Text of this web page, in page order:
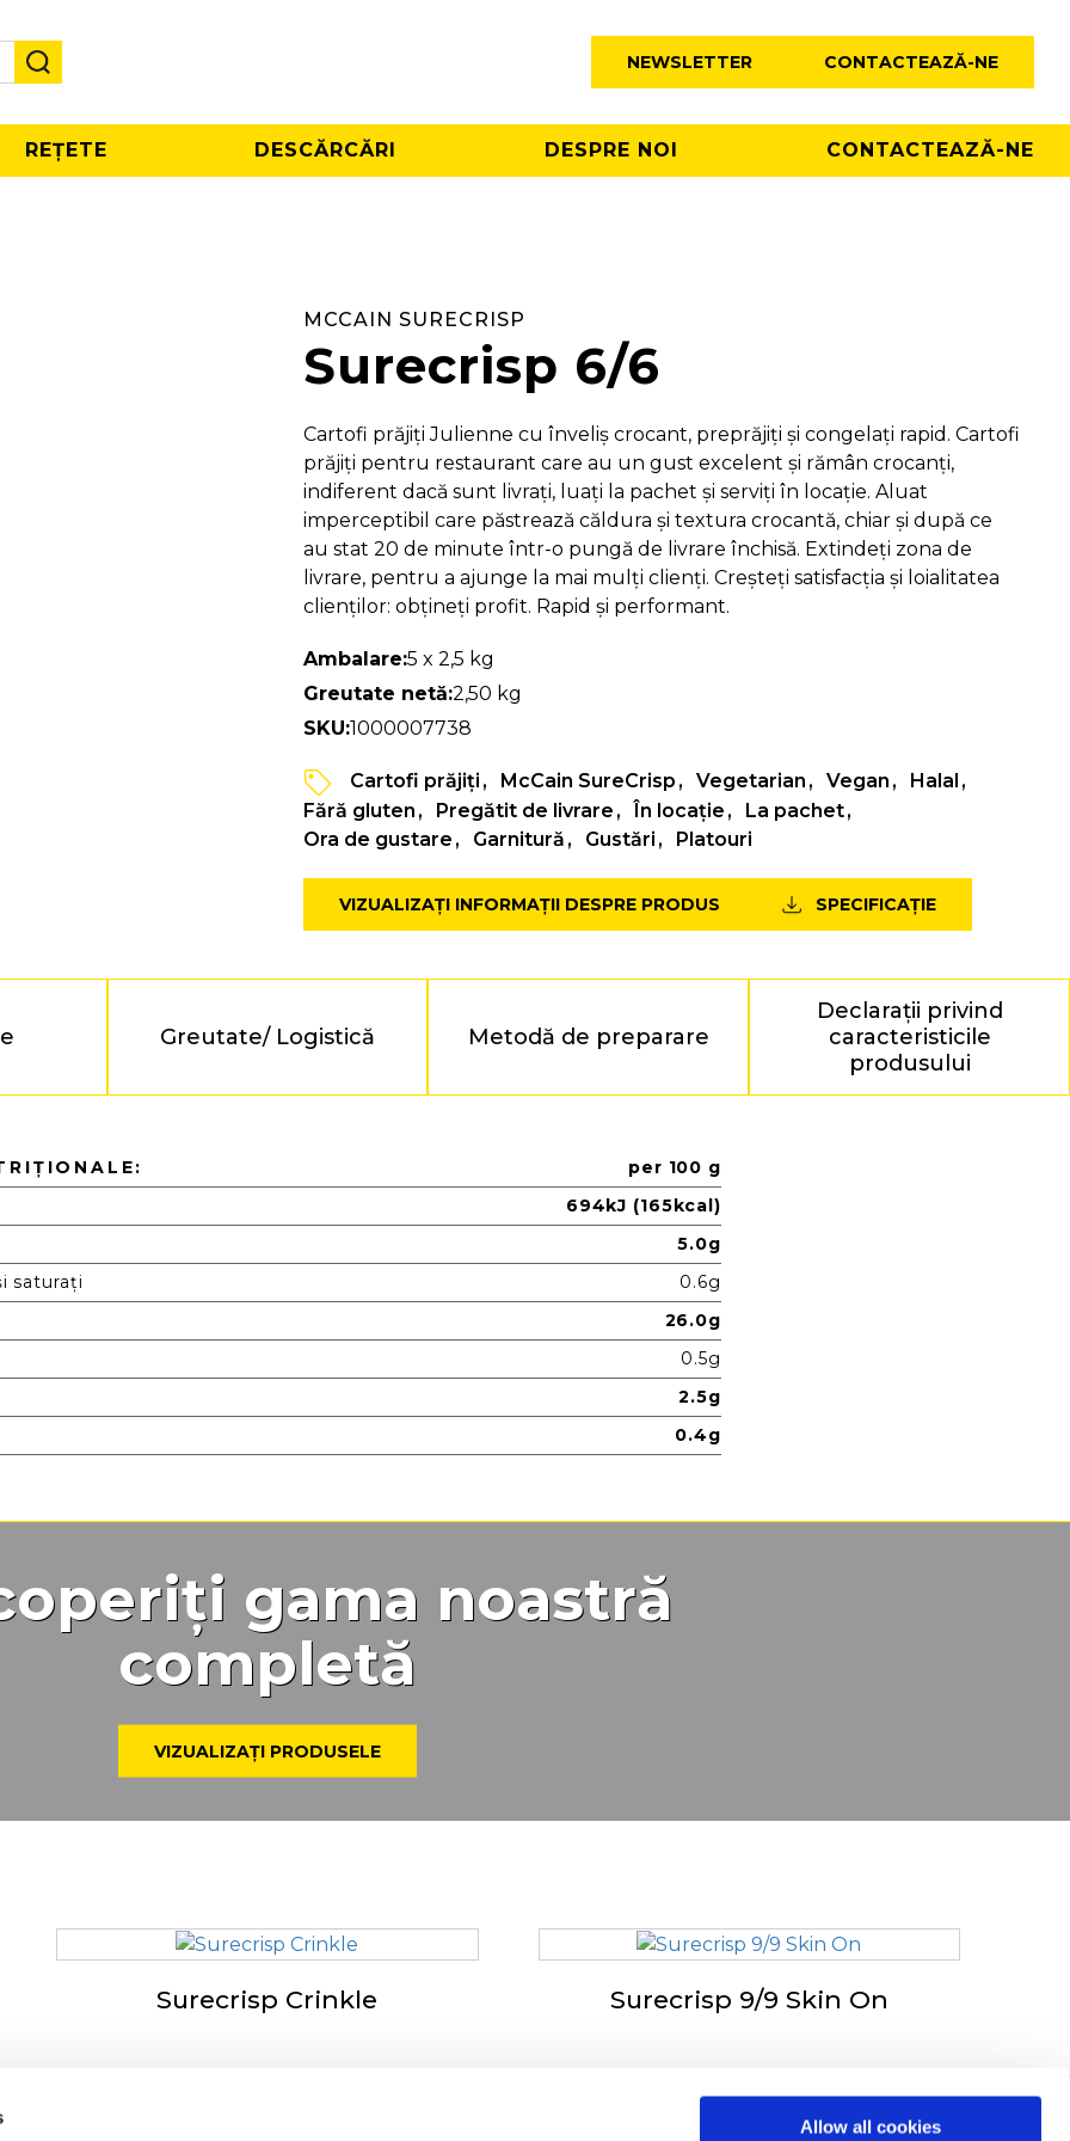
Allow all cookies
NEWSLETTER CONTACTEAZĂ-NE
REȚETE DESCĂRCĂRI DESPRE NOI CONTACTEAZĂ-NE
MCCAIN SURECRISP
Surecrisp 6/6
Cartofi prăjiți Julienne cu înveliș crocant, preprăjiți și congelați rapid. Cartofi
prăjiți pentru restaurant care au un gust excelent și rămân crocanți,
indiferent dacă sunt livrați, luați la pachet și serviți în locație. Aluat
imperceptibil care păstrează căldura și textura crocantă, chiar și după ce
au stat 20 de minute într-o pungă de livrare închisă. Extindeți zona de
livrare, pentru a ajunge la mai mulți clienți. Creșteți satisfacția și loialitatea
clienților: obțineți profit. Rapid și performant.
Ambalare:5 x 2,5 kg
Greutate netă:2,50 kg
SKU:1000007738
Cartofi prăjiți McCain SureCrisp Vegetarian Vegan
Halal
Fără gluten
Pregătit de livrare În locație
La pachet
Ora de gustare
Garnitură Gustări Platouri
VIZUALIZAȚI INFORMAȚII DESPRE PRODUS SPECIFICAȚIE
Greutate/ Logistică Metodă de preparare
Declarații privind
caracteristicile
produsului
per 100 g
694kJ (165kcal)
5.0g
saturați
0.6g
26.0g
0.5g
2.5g
0.4g
gama noastră
completă
VIZUALIZAȚI PRODUSELE
Surecrisp Crinkle Surecrisp 9/9 Skin On
McCain